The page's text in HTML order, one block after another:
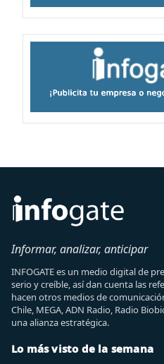
Informar, analizar, anticipar
INFOGATE es un medio digital de
serio y creíble, así dan cuenta las
hacen otros medios de
Chile, MEGA, ADN Radio, Radio
una alianza estratégica.
Lo más visto de la semana